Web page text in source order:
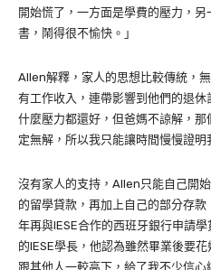
開始慌了，一方面是學費的壓力，
書，鬧得很不愉快。」
Allen解釋，家人的思想比較傳統，
有工作收入，連帶影響到他們的退休
什麼壓力都還好，但爸媽不諒解，
定無解，所以我只能讓時間慢慢證明
沒有家人的支持， Allen 只能自己開
的留學貸款，再加上自己的部分存
年再與IESE合作的西班牙銀行申請
的IESE學長，他認為雖然畢業後要
跟其他人一較高下，給了我不少信心